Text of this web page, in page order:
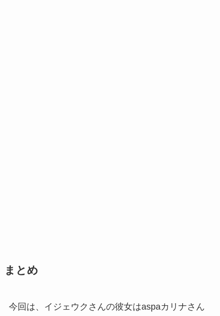
まとめ
今回は、イジェウクさんの彼女はaspaカリナさん